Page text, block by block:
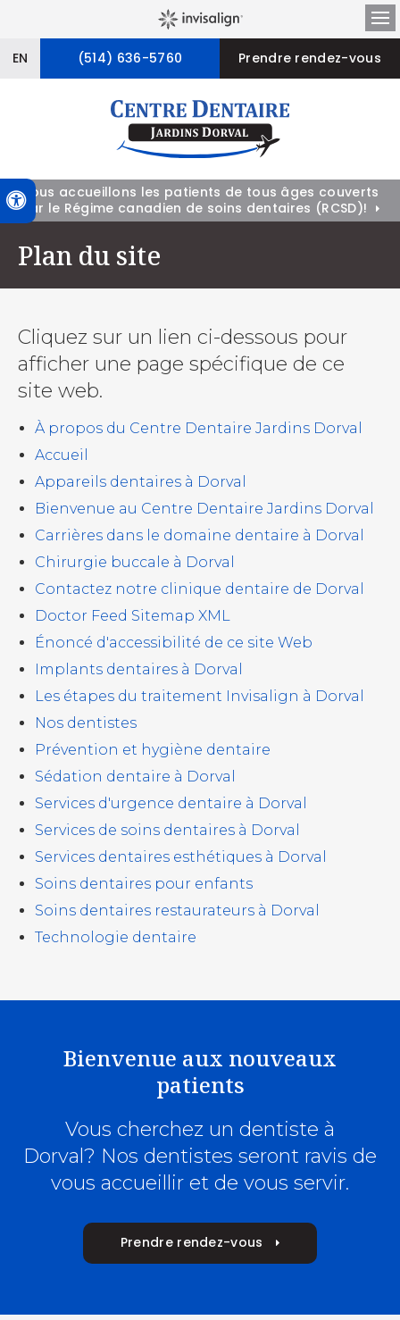
Version accessible
EN (514) 636-5760 Prendre rendez-vous
Nous accueillons les patients de tous âges couverts
par le Régime canadien de soins dentaires (RCSD)!
Plan du site
Cliquez sur un lien ci-dessous pour
afficher une page spécifique de ce
site web.
À propos du Centre Dentaire Jardins Dorval
Accueil
Appareils dentaires à Dorval
Bienvenue au Centre Dentaire Jardins Dorval
Carrières dans le domaine dentaire à Dorval
Chirurgie buccale à Dorval
Contactez notre clinique dentaire de Dorval
Doctor Feed Sitemap XML
Énoncé d'accessibilité de ce site Web
Implants dentaires à Dorval
Les étapes du traitement Invisalign à Dorval
Nos dentistes
Prévention et hygiène dentaire
Sédation dentaire à Dorval
Services d'urgence dentaire à Dorval
Services de soins dentaires à Dorval
Services dentaires esthétiques à Dorval
Soins dentaires pour enfants
Soins dentaires restaurateurs à Dorval
Technologie dentaire
Bienvenue aux nouveaux
patients
Vous cherchez un dentiste à
Dorval? Nos dentistes seront ravis de
vous accueillir et de vous servir.
Prendre rendez-vous